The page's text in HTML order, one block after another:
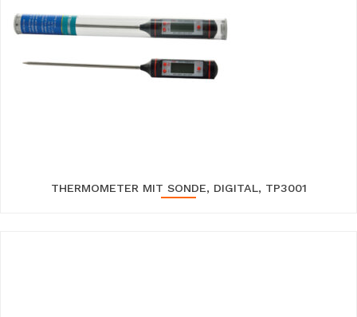
THERMOMETER MIT SONDE, DIGITAL, TP3001